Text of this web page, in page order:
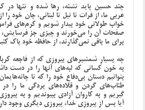
چند حسین باید تشنه، رها شده و تنها در
عربی ما، از فرات تا نیل تا لیتانی، جان خود را
خواب طولانی خود بیدار شویم و کرم‌های
صفحات آن را می‌خورند و چیزی جز
برای ما باقی نمی‌گذارند، از حافظه خود پاک
چه بسیار شمشیرهای پیروزی که از فاجعه
به خون کسانی که لبه‌های آنها را در دست
بتوانیم دستان بی‌دفاع خود را که تا
طناب‌های گردن و قلاده‌های بردگی ما را در
گیریم و به کاروان آزادی بپیوندیم و به
آیا پس از پیروزی خدا، پیروزی دیگری وجود